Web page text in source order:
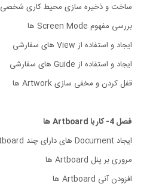
ساخت و ذخیره سازی محیط کاری شخصی
بررسی مفهوم Screen Mode ها
ایجاد و استفاده از View های سفارشی
ایجاد و استفاده از Guide های سفارشی
قفل کردن و مخفی سازی Artwork ها
فصل 4- کار با Artboard ها
ایجاد Document های دارای چند Artboard
مروری بر پنل Artboard ها
افزودن آنی Artboard ها